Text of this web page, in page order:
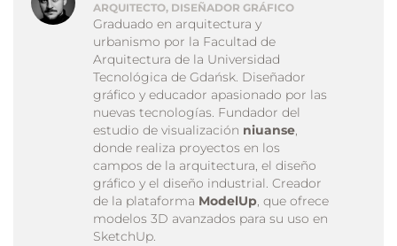
ARQUITECTO, DISEÑADOR GRÁFICO
Graduado en arquitectura y
urbanismo por la Facultad de
Arquitectura de la Universidad
Tecnológica de Gdańsk. Diseñador
gráfico y educador apasionado por las
nuevas tecnologías. Fundador del
estudio de visualización niuanse,
donde realiza proyectos en los
campos de la arquitectura, el diseño
gráfico y el diseño industrial. Creador
de la plataforma ModelUp, que ofrece
modelos 3D avanzados para su uso en
SketchUp.